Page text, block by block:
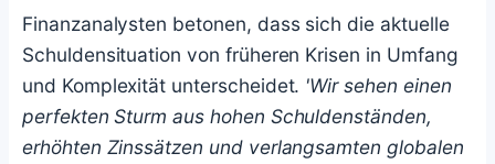
Finanzanalysten betonen, dass sich die aktuelle
Schuldensituation von früheren Krisen in Umfang
und Komplexität unterscheidet. 'Wir sehen einen
perfekten Sturm aus hohen Schuldenständen,
erhöhten Zinssätzen und verlangsamten globalen